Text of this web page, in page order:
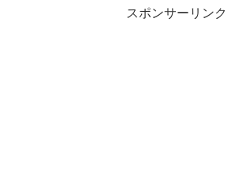
スポンサーリンク